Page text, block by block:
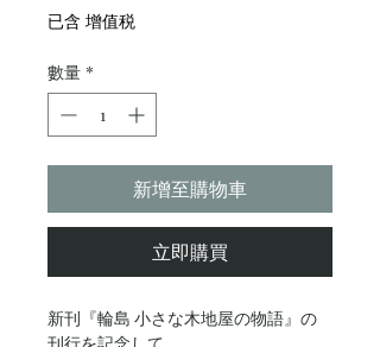
已含 增值税
數量 *
新增至購物車
立即購買
新刊『輪島 小さな木地屋の物語』の